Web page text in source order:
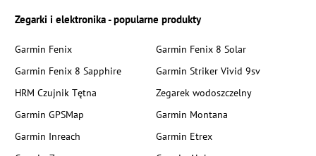
Zegarki i elektronika - popularne produkty
Garmin Fenix
Garmin Fenix 8 Solar
Garmin Fenix 8 Sapphire
Garmin Striker Vivid 9sv
HRM Czujnik Tętna
Zegarek wodoszczelny
Garmin GPSMap
Garmin Montana
Garmin Inreach
Garmin Etrex